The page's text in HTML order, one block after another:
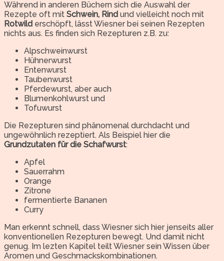
Während in anderen Büchern sich die Auswahl der
Rezepte oft mit Schwein, Rind und vielleicht noch mit
Rotwild erschöpft, lässt Wiesner bei seinen Rezepten
nichts aus. Es finden sich Rezepturen z.B. zu:
Alpschweinwurst
Hühnerwurst
Entenwurst
Taubenwurst
Pferdewurst, aber auch
Blumenkohlwurst und
Tofuwurst
Die Rezepturen sind phänomenal durchdacht und
ungewöhnlich rezeptiert. Als Beispiel hier die
Grundzutaten für die Schafwurst:
Apfel
Sauerrahm
Orange
Zitrone
fermentierte Bananen
Curry
Man erkennt schnell, dass Wiesner sich hier jenseits aller
konventionellen Rezepturen bewegt. Und damit nicht
genug. Im lezten Kapitel teilt Wiesner sein Wissen über
Aromen und Geschmackskombinationen.